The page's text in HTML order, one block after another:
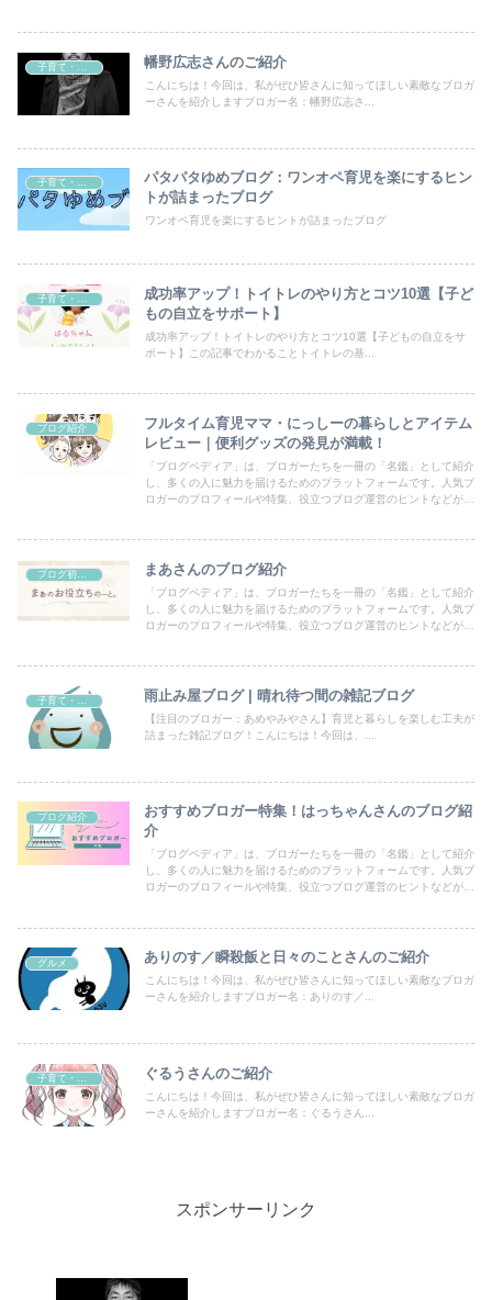
幡野広志さんのご紹介
こんにちは！今回は、私がぜひ皆さんに知ってほしい素敵なブロガ
ーさんを紹介しますブロガー名：幡野広志さ...
子育て・育児
パタパタゆめブログ：ワンオペ育児を楽にするヒン
トが詰まったブログ
ワンオペ育児を楽にするヒントが詰まったブログ
子育て・育児
成功率アップ！トイトレのやり方とコツ10選【子ど
もの自立をサポート】
成功率アップ！トイトレのやり方とコツ10選【子どもの自立をサ
ポート】この記事でわかることトイトレの基...
ブログ紹介
フルタイム育児ママ・にっしーの暮らしとアイテム
レビュー｜便利グッズの発見が満載！
「ブログペディア」は、ブロガーたちを一冊の「名鑑」として紹介
し、多くの人に魅力を届けるためのプラットフォームです。人気ブ
ロガーのプロフィールや特集、役立つブログ運営のヒントなどが満
ブログ初心者向け まあさんのブログ紹介
「ブログペディア」は、ブロガーたちを一冊の「名鑑」として紹介
し、多くの人に魅力を届けるためのプラットフォームです。人気ブ
ロガーのプロフィールや特集、役立つブログ運営のヒントなどが満
雨止み屋ブログ | 晴れ待つ間の雑記ブログ
【注目のブロガー：あめやみやさん】育児と暮らしを楽しむ工夫が
詰まった雑記ブログ！こんにちは！今回は、...
ブログ紹介
おすすめブロガー特集！はっちゃんさんのブログ紹
介
「ブログペディア」は、ブロガーたちを一冊の「名鑑」として紹介
し、多くの人に魅力を届けるためのプラットフォームです。人気ブ
ロガーのプロフィールや特集、役立つブログ運営のヒントなどが満
グルメ ありのす／瞬殺飯と日々のことさんのご紹介
こんにちは！今回は、私がぜひ皆さんに知ってほしい素敵なブロガ
ーさんを紹介しますブロガー名：ありのす／...
子育て・育児 ぐるうさんのご紹介
こんにちは！今回は、私がぜひ皆さんに知ってほしい素敵なブロガ
ーさんを紹介しますブロガー名：ぐるうさん...
スポンサーリンク